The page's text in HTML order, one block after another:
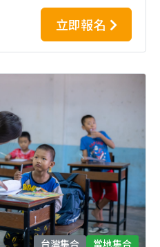
立即報名
台灣集合 當地集合